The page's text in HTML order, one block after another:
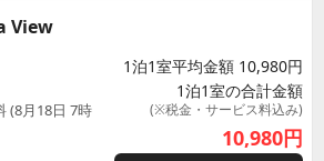
View
(8月18日 7時
1泊1室平均金額 10,980円
1泊1室の合計金額
(※税金・サービス料込み)
10,980円